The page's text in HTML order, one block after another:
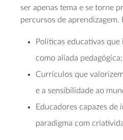
ser apenas tema e se torne
percursos de aprendizagem.
Políticas educativas que
como aliada pedagógica;
Currículos que
e a sensibilidade ao
Educadores capazes de
paradigma com